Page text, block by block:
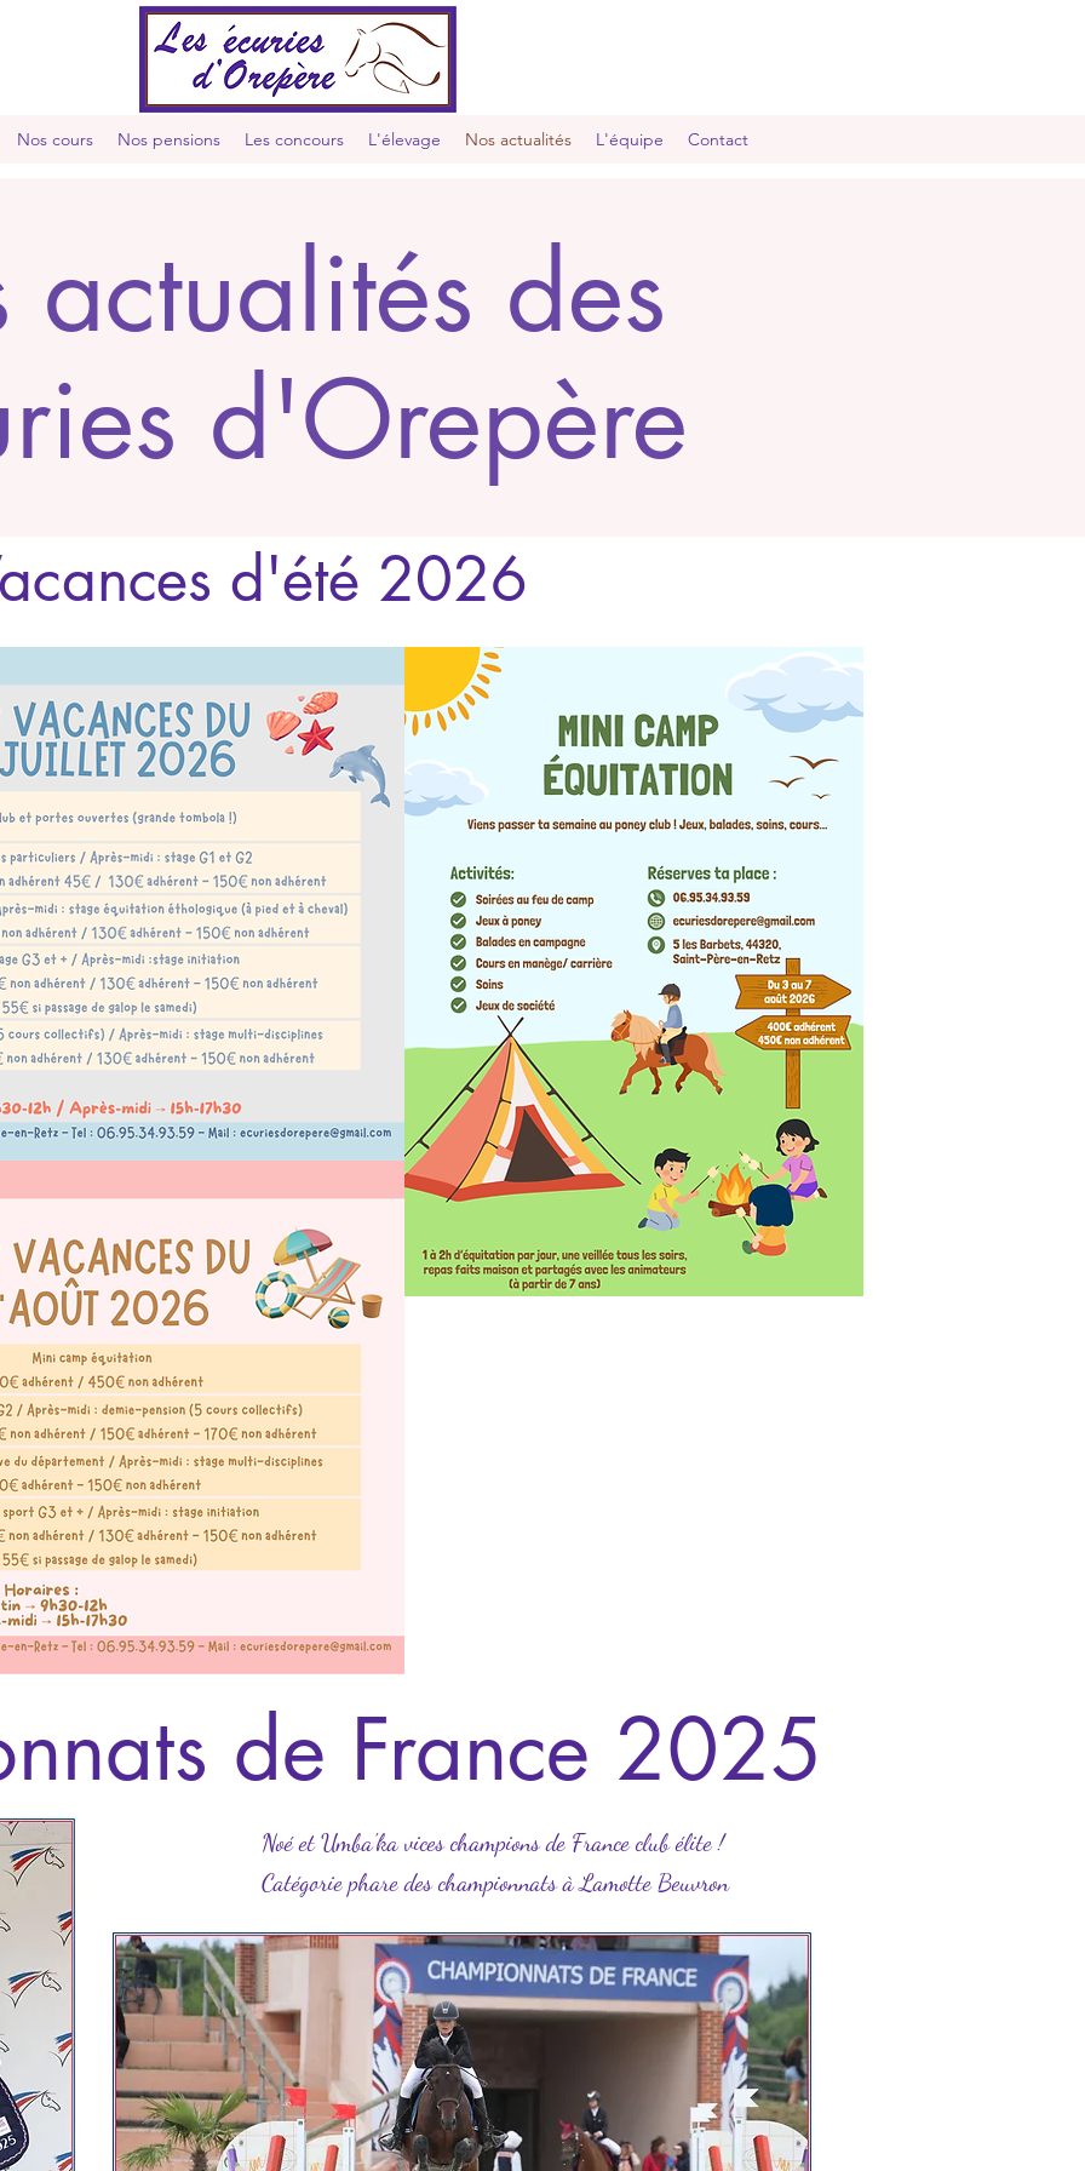
Nos cours Nos pensions Les concours L'élevage Nos actualités L'équipe Contact
actualités des
d'Orepère
d'été 2026
de France 2025
Noé et Umba'ka vices champions de France club élite !
Catégorie phare des championnats à Lamotte Beuvron